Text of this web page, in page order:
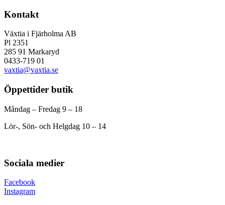
Kontakt
Växtia i Fjärholma AB
Pl 2351
285 91 Markaryd
0433-719 01
vaxtia@vaxtia.se
Öppettider butik
Måndag – Fredag 9 – 18
Lör-, Sön- och Helgdag 10 – 14
Sociala medier
Facebook
Instagram